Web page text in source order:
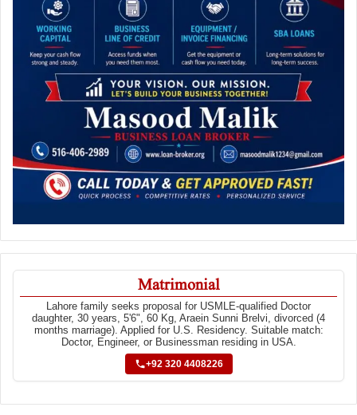
Matrimonial
Lahore family seeks proposal for USMLE-qualified Doctor
daughter, 30 years, 5'6", 60 Kg, Araein Sunni Brelvi, divorced (4
months marriage). Applied for U.S. Residency. Suitable match:
Doctor, Engineer, or Businessman residing in USA.
+92 320 4408226